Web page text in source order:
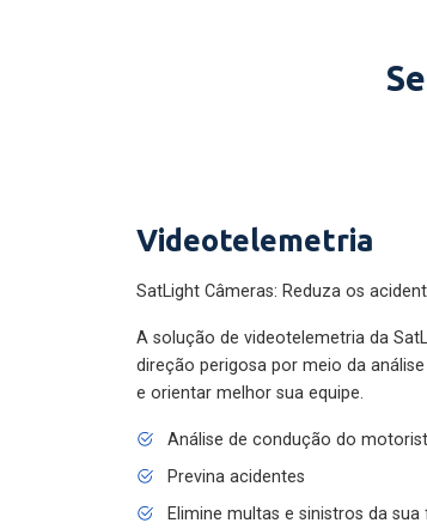
Videotelemetria
SatLight Câmeras: Reduza os
A solução de videotelemetria da
direção perigosa por meio da
e orientar melhor sua equipe.
Análise de condução do motorista
Previna acidentes
Elimine multas e sinistros da sua